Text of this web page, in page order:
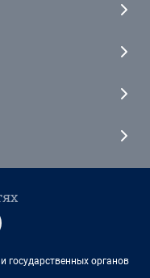
государственных органов